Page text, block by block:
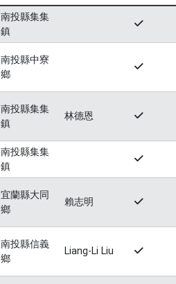
南投縣集集
鎮
南投縣中寮
鄉
南投縣集集
鎮
林德恩
南投縣集集
鎮
宜蘭縣大同
鄉
賴志明
南投縣信義
鄉
Liang-Li Liu